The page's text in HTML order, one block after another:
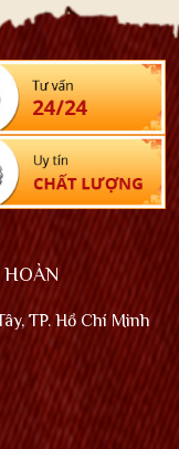
TP. Hồ Chí Minh